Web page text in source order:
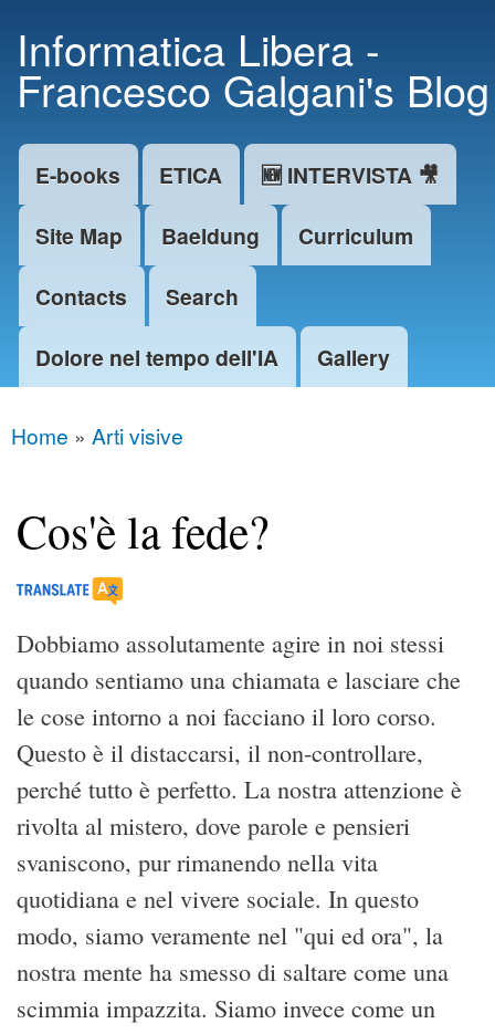
main
content
Informatica Libera -
Francesco Galgani's Blog
Main menu
E-books ETICA
🆕 INTERVISTA 🎥
Site Map
Baeldung
Curriculum
Contacts
Search
Dolore nel tempo dell'IA
Gallery
You are here
Home » Arti visive
Cos'è la fede?
Dobbiamo assolutamente agire in noi stessi
quando sentiamo una chiamata e lasciare che
le cose intorno a noi facciano il loro corso.
Questo è il distaccarsi, il non-controllare,
perché tutto è perfetto. La nostra attenzione è
rivolta al mistero, dove parole e pensieri
svaniscono, pur rimanendo nella vita
quotidiana e nel vivere sociale. In questo
modo, siamo veramente nel "qui ed ora", la
nostra mente ha smesso di saltare come una
scimmia impazzita. Siamo invece come un